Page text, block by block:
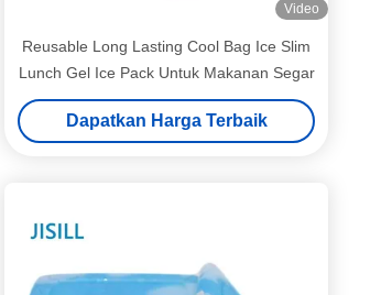
Video
Reusable Long Lasting Cool Bag Ice Slim
Lunch Gel Ice Pack Untuk Makanan Segar
Dapatkan Harga Terbaik